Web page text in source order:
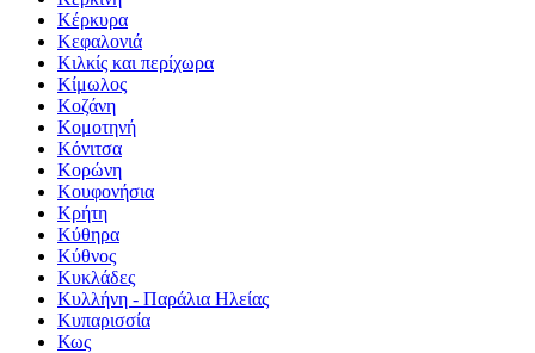
Κέρκυρα
Κεφαλονιά
Κιλκίς και περίχωρα
Κίμωλος
Κοζάνη
Κομοτηνή
Κόνιτσα
Κορώνη
Κουφονήσια
Κρήτη
Κύθηρα
Κύθνος
Κυκλάδες
Κυλλήνη - Παράλια Ηλείας
Κυπαρισσία
Κως